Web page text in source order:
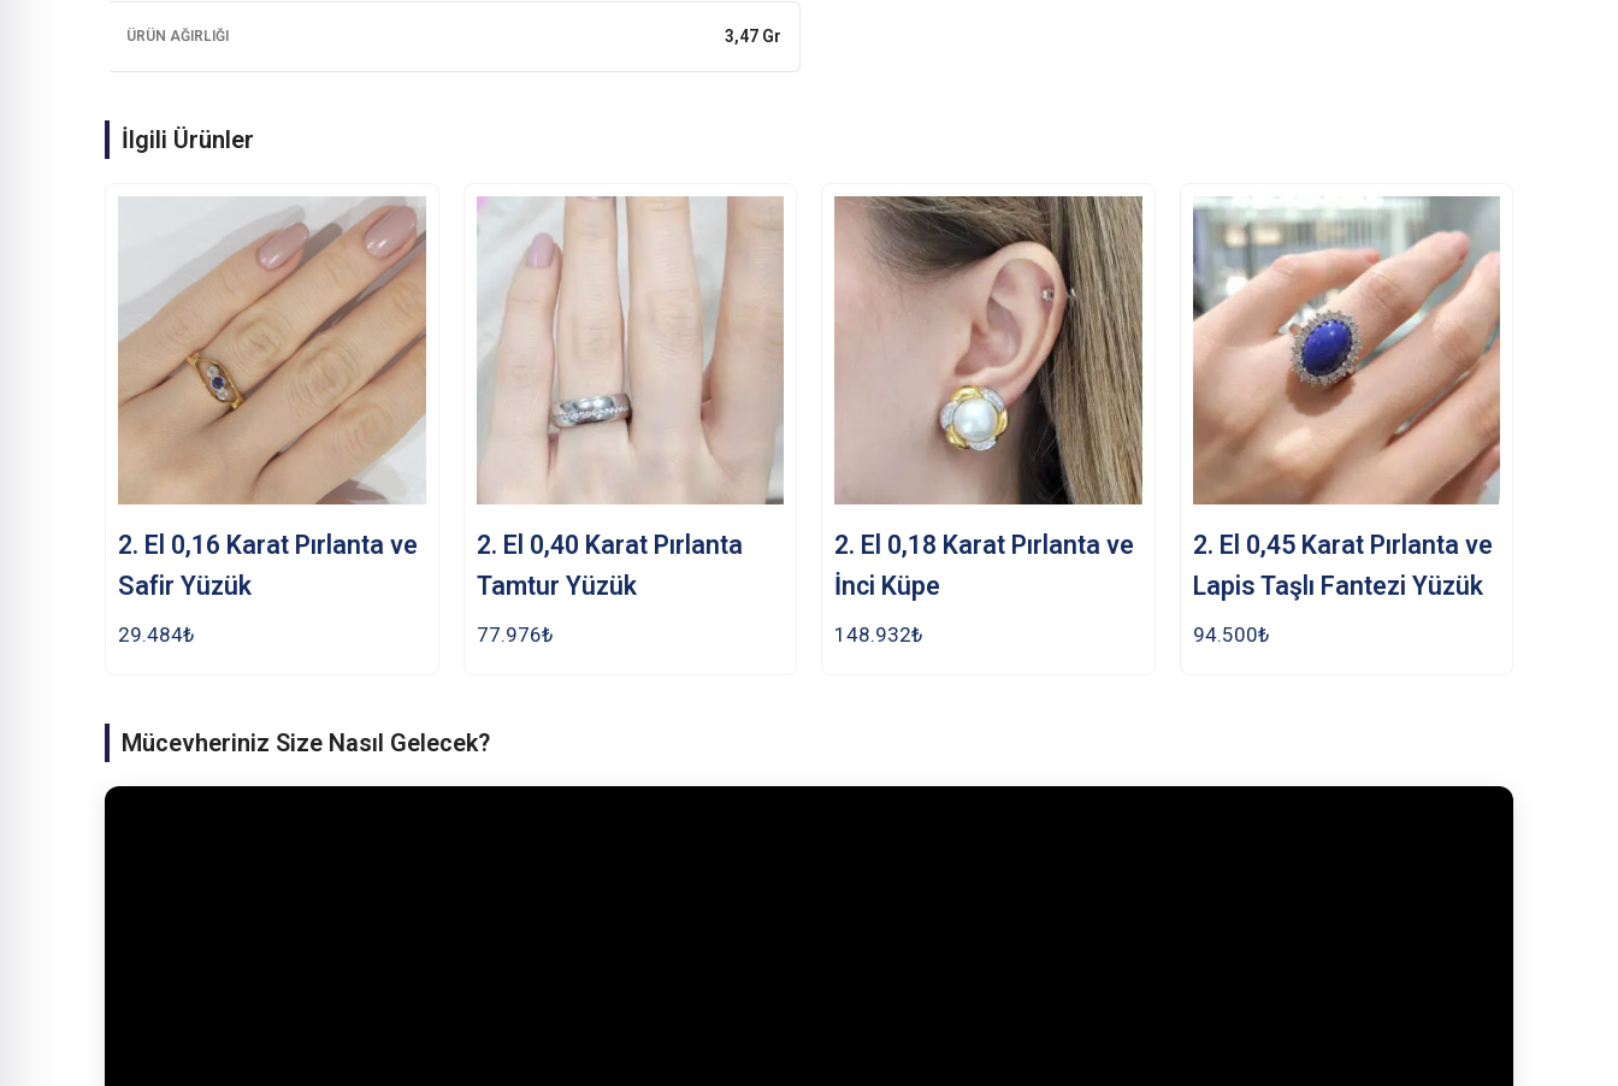
ÜRÜN AĞIRLIĞI 3,47 Gr
İlgili Ürünler
2. El 0,16 Karat Pırlanta ve
Safir Yüzük
29.484₺
2. El 0,40 Karat Pırlanta
Tamtur Yüzük
77.976₺
2. El 0,18 Karat Pırlanta ve
İnci Küpe
148.932₺
2. El 0,45 Karat Pırlanta ve
Lapis Taşlı Fantezi Yüzük
94.500₺
Mücevheriniz Size Nasıl Gelecek?